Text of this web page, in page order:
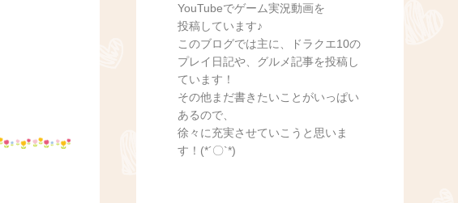
YouTubeでゲーム実況動画を
投稿しています♪
このブログでは主に、ドラクエ10の
プレイ日記や、グルメ記事を投稿し
ています！
その他まだ書きたいことがいっぱい
あるので、
徐々に充実させていこうと思いま
す！(*´〇`*)